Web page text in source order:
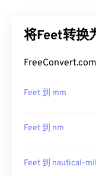
将Feet转换
Feet 到 mm
Feet 到 nm
Feet 到 nautical-